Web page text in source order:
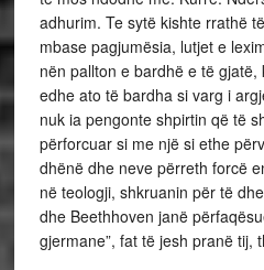
adhurim. Te sytë kishte rrathë
mbase pagjumësia, lutjet e
nën pallton e bardhë e të
edhe ato të bardha si varg i
nuk ia pengonte shpirtin që të
përforcuar si me një si ethe
dhënë dhe neve përreth forcë
në teologji, shkruanin për të
dhe Beethhoven janë
gjermane”, fat të jesh pranë tij,